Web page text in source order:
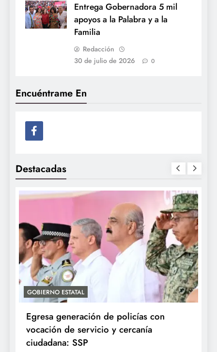
Encuéntrame En
Destacadas
GOBIERNO ESTATAL
Egresa generación de policías con
vocación de servicio y cercanía
ciudadana: SSP
Entrega Gobernadora 5 mil
apoyos a la Palabra y a la
Familia
Redacción
30 de julio de 2026
0